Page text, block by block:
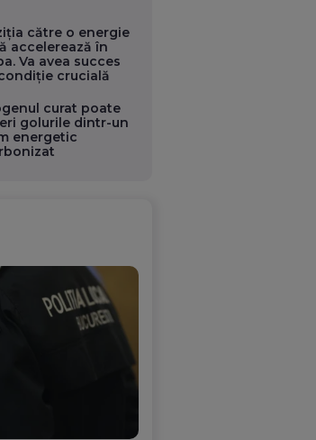
către o energie
accelerează în
Va avea succes
crucială
curat poate
golurile dintr-un
energetic